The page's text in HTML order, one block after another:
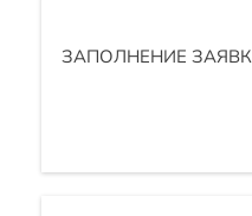
ЗАПОЛНЕНИЕ